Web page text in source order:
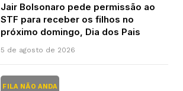
Jair Bolsonaro pede permissão ao
STF para receber os filhos no
próximo domingo, Dia dos Pais
5 de agosto de 2026
FILA NÃO ANDA